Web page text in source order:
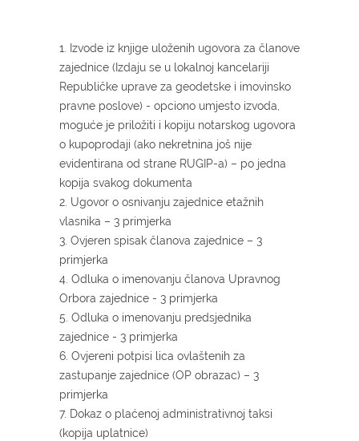
1. Izvode iz knjige uloženih ugovora za članove
zajednice (Izdaju se u lokalnoj kancelariji
Republičke uprave za geodetske i imovinsko
pravne poslove) - opciono umjesto izvoda,
moguće je priložiti i kopiju notarskog ugovora
o kupoprodaji (ako nekretnina još nije
evidentirana od strane RUGIP-a) – po jedna
kopija svakog dokumenta
2. Ugovor o osnivanju zajednice etažnih
vlasnika – 3 primjerka
3. Ovjeren spisak članova zajednice – 3
primjerka
4. Odluka o imenovanju članova Upravnog
Orbora zajednice - 3 primjerka
5. Odluka o imenovanju predsjednika
zajednice - 3 primjerka
6. Ovjereni potpisi lica ovlaštenih za
zastupanje zajednice (OP obrazac) – 3
primjerka
7. Dokaz o plaćenoj administrativnoj taksi
(kopija uplatnice)